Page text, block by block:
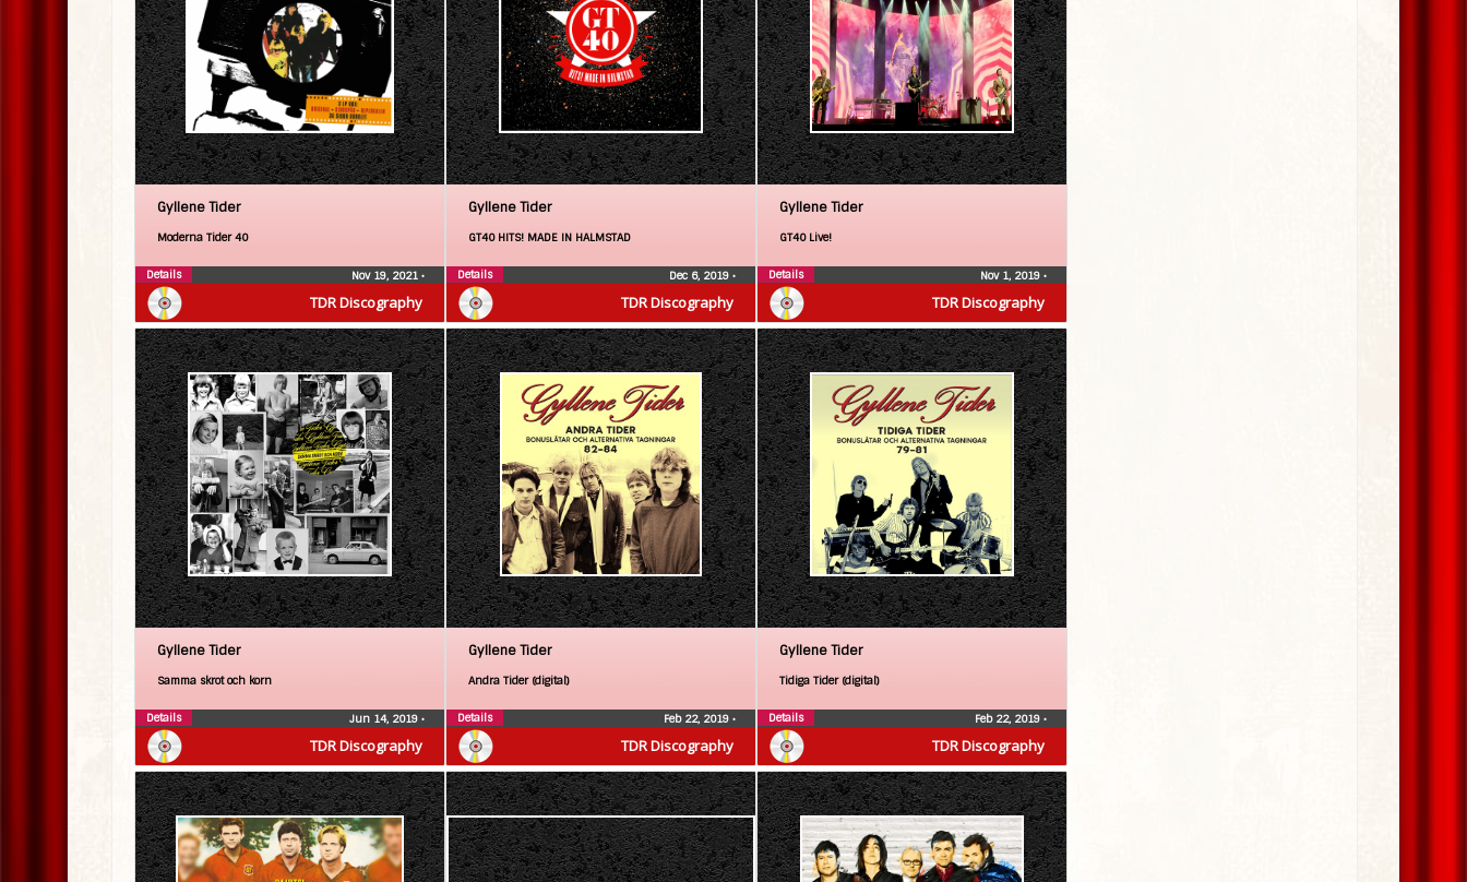
TDR Discography
Gyllene Tider
Moderna Tider 40
Nov 19, 2021 •
Details
TDR Discography
Gyllene Tider
GT40 HITS! MADE IN HALMSTAD
Dec 6, 2019 •
Details
TDR Discography
Gyllene Tider
GT40 Live!
Nov 1, 2019 •
Details
TDR Discography
Gyllene Tider
Samma skrot och korn
Jun 14, 2019 •
Details
TDR Discography
Gyllene Tider
Andra Tider (digital)
Feb 22, 2019 •
Details
TDR Discography
Gyllene Tider
Tidiga Tider (digital)
Feb 22, 2019 •
Details